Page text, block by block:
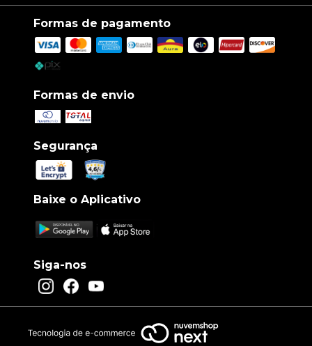
Formas de pagamento
Formas de envio
Segurança
Baixe o Aplicativo
Siga-nos